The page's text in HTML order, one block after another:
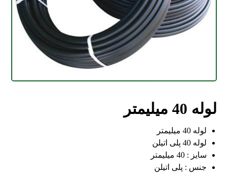
لوله 40 میلیمتر
لوله 40 میلیمتر
لوله 40 پلی اتیلن
سایز : 40 میلیمتر
جنس : پلی اتیلن